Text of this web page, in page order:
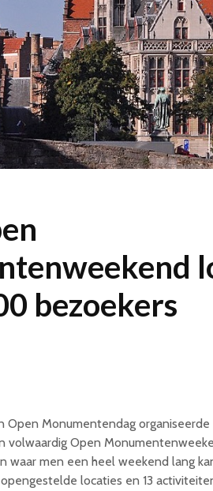
bezoekers
Open Monumentendag organiseerde
volwaardig Open
waar men een heel weekend lang
locaties en 13